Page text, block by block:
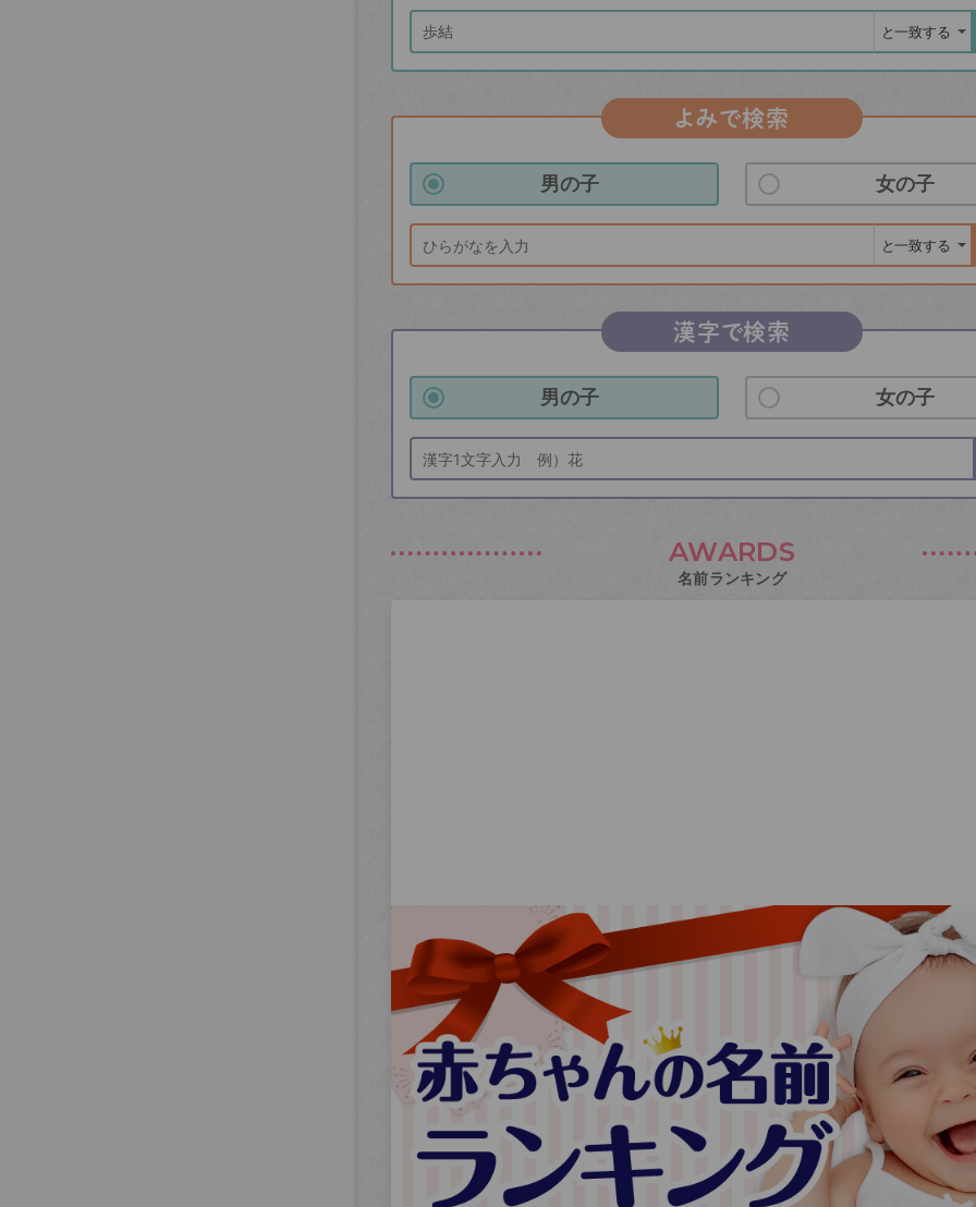
よみで検索
男の子 女の子
漢字で検索
男の子 女の子
AWARDS
名前ランキング